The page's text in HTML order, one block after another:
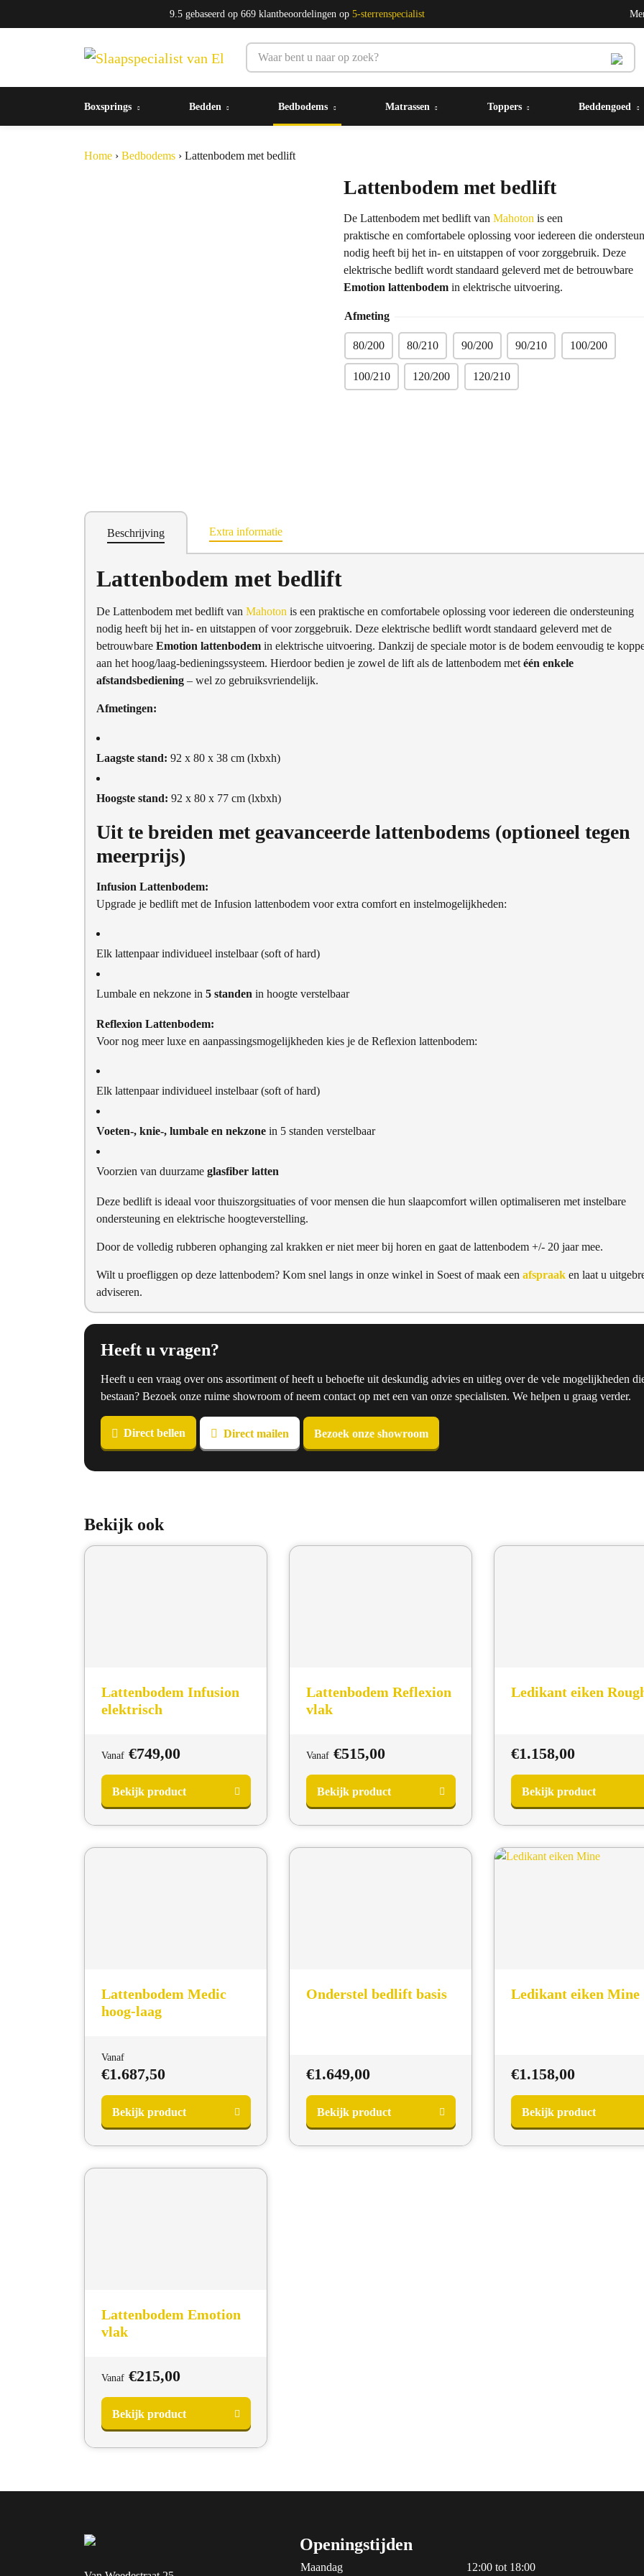
9.5 gebaseerd op 669 klantbeoordelingen op 5-sterrenspecialist
Boxsprings Bedden Bedbodems Matrassen Toppers Beddengoed
Home › Bedbodems › Lattenbodem met bedlift
Lattenbodem met bedlift
De Lattenbodem met bedlift van Mahotonis een
praktische en comfortabele oplossing voor iedereen die
nodig heeft bij het in- en uitstappen of voor zorggebruik. Deze
elektrische bedlift wordt standaard geleverd met de betrouwbare
Emotion lattenbodemin elektrische uitvoering.
Afmeting
80/200 80/210 90/200 90/210 100/200
100/210 120/200 120/210
Beschrijving Extra informatie
Lattenbodem met bedlift
De Lattenbodem met bedlift van Mahoton is een praktische en comfortabele oplossing voor iedereen die ondersteuning
nodig heeft bij het in- en uitstappen of voor zorggebruik. Deze elektrische bedlift wordt standaard geleverd met de
betrouwbare Emotion lattenbodem in elektrische uitvoering. Dankzij de speciale motor is de bodem eenvoudig te
aan het hoog/laag-bedieningssysteem. Hierdoor bedien je zowel de lift als de lattenbodem met één enkele
afstandsbediening – wel zo gebruiksvriendelijk.
Afmetingen:
Laagste stand: 92 x 80 x 38 cm (lxbxh)
Hoogste stand: 92 x 80 x 77 cm (lxbxh)
Uit te breiden met geavanceerde lattenbodems (optioneel tegen
meerprijs)
Infusion Lattenbodem:
Upgrade je bedlift met de Infusion lattenbodem voor extra comfort en instelmogelijkheden:
Elk lattenpaar individueel instelbaar (soft of hard)
Lumbale en nekzone in 5 standen in hoogte verstelbaar
Reflexion Lattenbodem:
Voor nog meer luxe en aanpassingsmogelijkheden kies je de Reflexion lattenbodem:
Elk lattenpaar individueel instelbaar (soft of hard)
Voeten-, knie-, lumbale en nekzone in 5 standen verstelbaar
Voorzien van duurzame glasfiber latten
Deze bedlift is ideaal voor thuiszorgsituaties of voor mensen die hun slaapcomfort willen optimaliseren met instelbare
ondersteuning en elektrische hoogteverstelling.
Door de volledig rubberen ophanging zal krakken er niet meer bij horen en gaat de lattenbodem +/- 20 jaar mee.
Wilt u proefliggen op deze lattenbodem? Kom snel langs in onze winkel in Soest of maak een afspraak en laat u
adviseren.
Heeft u vragen?
Heeft u een vraag over ons assortiment of heeft u behoefte uit deskundig advies en uitleg over de vele mogelijkheden
bestaan? Bezoek onze ruime showroom of neem contact op met een van onze specialisten. We helpen u graag verder.
Direct bellen Direct mailen Bezoek onze showroom
Bekijk ook
Lattenbodem Infusion
elektrisch
Vanaf €749,00
Bekijk product
Lattenbodem Reflexion
vlak
Vanaf €515,00
Bekijk product
Ledikant eiken
€1.158,00
Bekijk product
Lattenbodem Medic
hoog-laag
Vanaf
€1.687,50
Bekijk product
Onderstel bedlift basis
€1.649,00
Bekijk product
Ledikant eiken Mine
€1.158,00
Bekijk product
Lattenbodem Emotion
vlak
Vanaf €215,00
Bekijk product
Openingstijden
Maandag 12:00 tot 18:00